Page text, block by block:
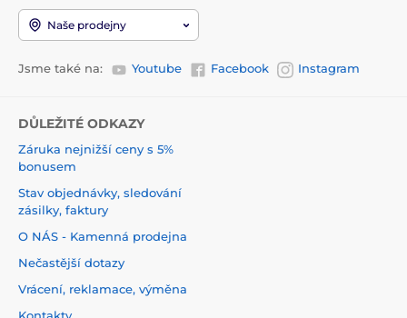
Naše prodejny
Jsme také na: Youtube Facebook Instagram
DŮLEŽITÉ ODKAZY
Záruka nejnižší ceny s 5%
bonusem
Stav objednávky, sledování
zásilky, faktury
O NÁS - Kamenná prodejna
Nečastější dotazy
Vrácení, reklamace, výměna
Kontakty